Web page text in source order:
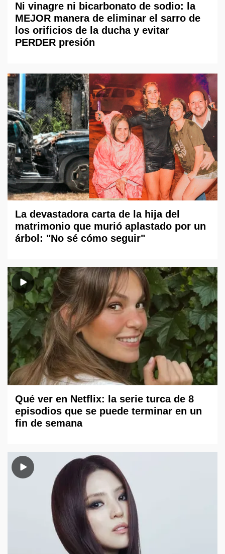
Ni vinagre ni bicarbonato de sodio: la
MEJOR manera de eliminar el sarro de
los orificios de la ducha y evitar
PERDER presión
La devastadora carta de la hija del
matrimonio que murió aplastado por un
árbol: "No sé cómo seguir"
Qué ver en Netflix: la serie turca de 8
episodios que se puede terminar en un
fin de semana